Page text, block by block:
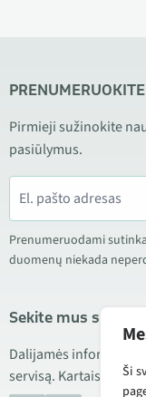
Pirmieji sužinokite
pasiūlymus.
Prenumeruodami
duomenų niekada
Sekite mus
Dalijamės informacija
servisą. Kartais taipŠi